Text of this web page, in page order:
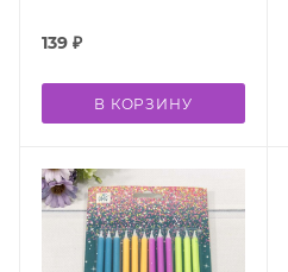
139 ₽
В КОРЗИНУ